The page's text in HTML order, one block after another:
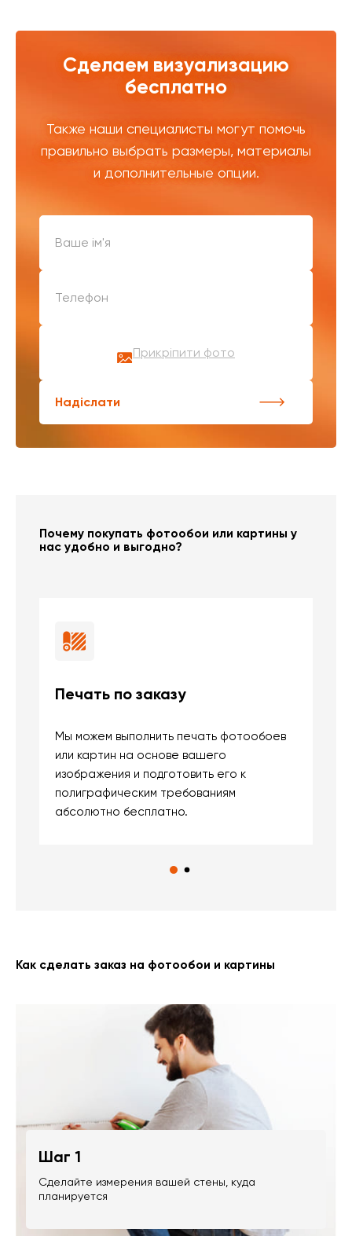
Сделаем визуализацию
бесплатно
Также наши специалисты могут помочь
правильно выбрать размеры, материалы
и дополнительные опции.
Прикріпити фото
Надіслати
Почему покупать фотообои или картины у
нас удобно и выгодно?
Печать по заказу
Мы можем выполнить печать фотообоев
или картин на основе вашего
изображения и подготовить его к
полиграфическим требованиям
абсолютно бесплатно.
Как сделать заказ на фотообои и картины
Шаг 1
Сделайте измерения вашей стены, куда
планируется